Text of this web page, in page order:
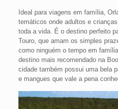
Ideal para viagens em família,
temáticos onde adultos e
toda a vida. É o destino perfeito
Touro, que amam os simples
como ninguém o tempo em
destino mais recomendado na
cidade também possui uma bela
e mangues que vale a pena